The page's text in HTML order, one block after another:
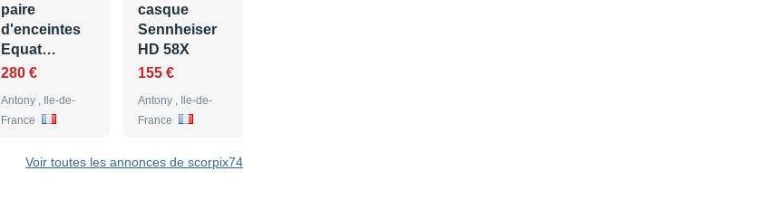
paire
d'enceintes
Equat…
280 €
Antony , Ile-de-
France
casque
Sennheiser
HD 58X
155 €
Antony , Ile-de-
France
Voir toutes les annonces de scorpix74